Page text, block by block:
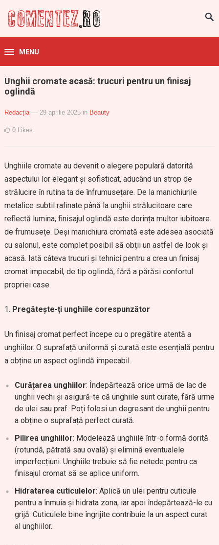
MENU
Unghii cromate acasă: trucuri pentru un finisaj
oglindă
Redacția — 29 aprilie 2025 in Beauty
0 Likes
Unghiile cromate au devenit o alegere populară datorită
aspectului lor elegant și sofisticat, aducând un strop de
strălucire în rutina ta de înfrumusețare. De la manichiurile
metalice subtil rafinate până la unghii strălucitoare care
reflectă lumina, finisajul oglindă este dorința multor iubitoare
de frumusețe. Deși manichiura cromată este adesea asociată
cu salonul, este complet posibil să obții un astfel de look și
acasă. Iată câteva trucuri și tehnici pentru a crea un finisaj
cromat impecabil, de tip oglindă, fără a părăsi confortul
propriei case.
Pregătește-ți unghiile corespunzător
Un finisaj cromat perfect începe cu o pregătire atentă a
unghiilor. O suprafață uniformă și curată este esențială pentru
a obține un aspect oglindă impecabil.
Curățarea unghiilor: Îndepărtează orice urmă de lac de
unghii vechi și asigură-te că unghiile sunt curate, fără urme
de ulei sau praf. Poți folosi un degresant de unghii pentru
a obține o suprafață perfect curată.
Pilirea unghiilor: Modelează unghiile într-o formă dorită
(rotundă, pătrată sau ovală) și elimină eventualele
imperfecțiuni. Unghiile trebuie să fie netede pentru ca
finisajul cromat să se aplice uniform.
Hidratarea cuticulelor: Aplică un ulei pentru cuticule
pentru a înmuia și hidrata zona, iar apoi îndepărtează-le cu
grijă. Cuticulele bine îngrijite contribuie la un aspect curat
al unghiilor.